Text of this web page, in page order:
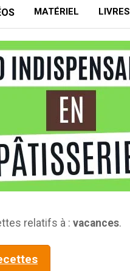
MATÉRIEL LIVRES
relatifs à : vacances.